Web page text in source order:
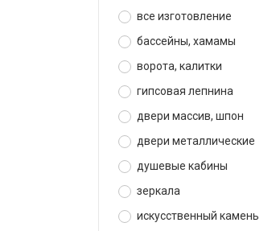
все изготовление
бассейны, хамамы
ворота, калитки
гипсовая лепнина
двери массив, шпон
двери металлические
душевые кабины
зеркала
искусственный камень